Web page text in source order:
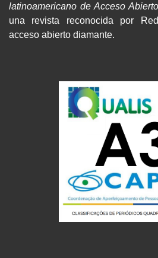
latinoamericano de Acceso
una revista reconocida por
acceso abierto diamante.